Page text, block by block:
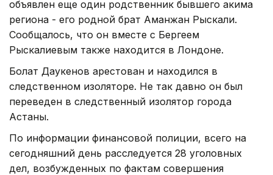
объявлен еще один родственник бывшего акима
региона - его родной брат Аманжан Рыскали.
Сообщалось, что он вместе с Бергеем
Рыскалиевым также находится в Лондоне.
Болат Даукенов арестован и находился в
следственном изоляторе. Не так давно он был
переведен в следственный изолятор города
Астаны.
По информации финансовой полиции, всего на
сегодняшний день расследуется 28 уголовных
дел, возбужденных по фактам совершения